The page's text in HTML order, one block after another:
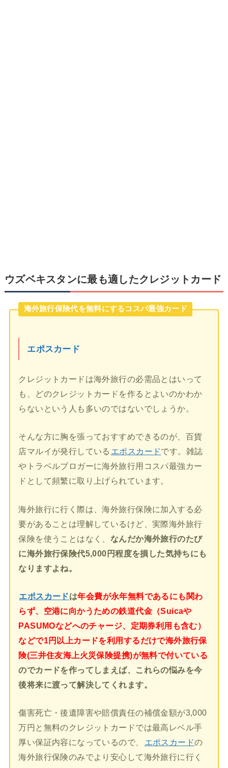
ウズベキスタンに最も適したクレジットカード
海外旅行保険代を無料にするコスパ最強カード
エポスカード
クレジットカードは海外旅行の必需品とはいって
も、どのクレジットカードを作るとよいのかわか
らないという人も多いのではないでしょうか。
そんな方に胸を張っておすすめできるのが、百貨
店マルイが発行している エポスカードです。雑誌
やトラベルブロガーに海外旅行用コスパ最強カー
ドとして頻繁に取り上げられています。
海外旅行に行く際は、海外旅行保険に加入する必
要があることは理解しているけど、実際海外旅行
保険を使うことはなく、 なんだか海外旅行のたび
に海外旅行保険代5,000円程度を損した気持ちにも
なりますよね。
エポスカードは年会費が永年無料であるにも関わ
らず、空港に向かうための鉄道代金（Suicaや
PASUMOなどへのチャージ、定期券利用も含む）
などで1円以上カードを利用するだけで海外旅行保
険(三井住友海上火災保険提携)が無料で付いている
のでカードを作ってしまえば、これらの悩みを今
後将来に渡って解決してくれます。
傷害死亡・後遺障害や賠償責任の補償金額が3,000
万円と無料のクレジットカードでは最高レベル手
厚い保証内容になっているので、
エポスカードの
海外旅行保険のみでより安心して海外旅行に行く